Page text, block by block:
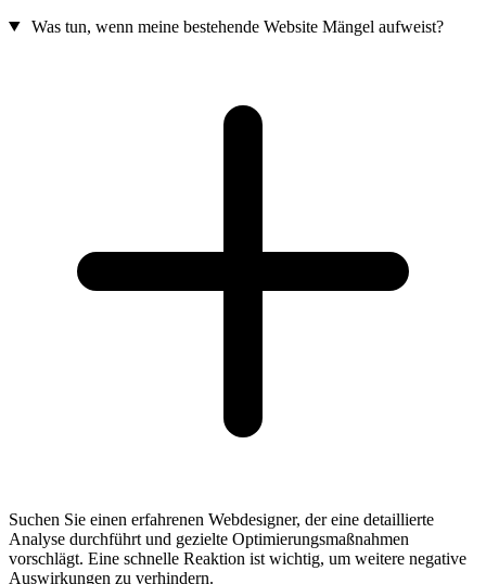
Was tun, wenn meine bestehende Website Mängel aufweist?
Suchen Sie einen erfahrenen Webdesigner, der eine detaillierte
Analyse durchführt und gezielte Optimierungsmaßnahmen
vorschlägt. Eine schnelle Reaktion ist wichtig, um weitere negative
Auswirkungen zu verhindern.